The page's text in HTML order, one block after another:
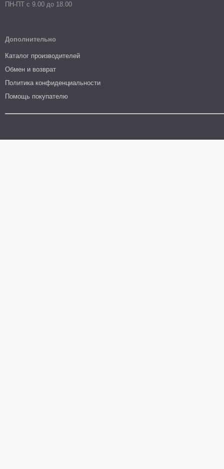
ПН-ПТ с 9.00 до 18.00
Дополнительно
Каталог производителей
Обмен и возврат
Политика конфиденциальности
Помощь покупателю